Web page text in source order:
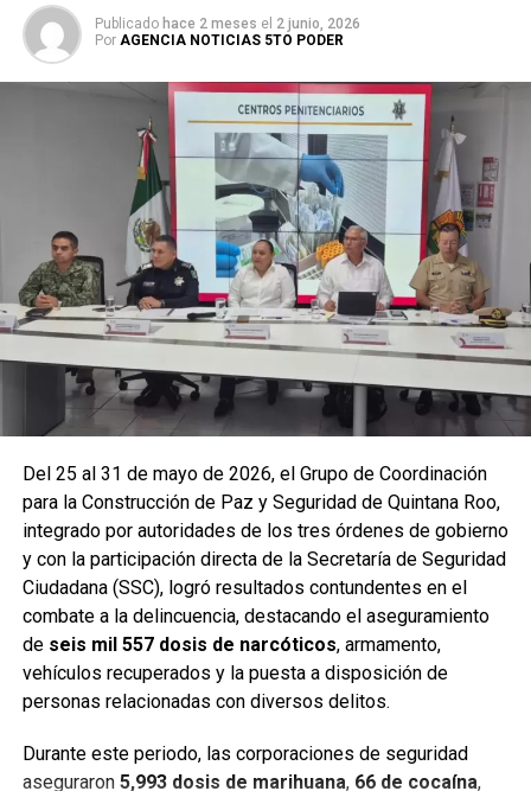
La coordinación tecnológica del C5 y el despliegue
operativo en campo permitieron la recuperación de105
relacionados con reportes de robo o probables
hechos delictivos. Además, se realizaron
24 mil 622
revisiones preventivasa personas y unidades
vehiculares, reforzando la vigilancia en zonas estratégicas
y puntos de alta movilidad.
Entre las acciones destacadas se encuentran detenciones
relevantes en
Benito Juárez, Lázaro Cárdenas y Tulum
donde autoridades federales y estatales aseguraron
narcóticos, vehículos y cumplimentaron órdenes de
aprehensión contra personas presuntamente vinculadas
Publicado hace 2 meses el 2 junio, 2026
Por AGENCIA NOTICIAS 5TO PODER
Del 25 al 31 de mayo de 2026, el Grupo de Coordinación
para la Construcción de Paz y Seguridad de Quintana Roo,
integrado por autoridades de los tres órdenes de gobierno
y con la participación directa de la Secretaría de Seguridad
Ciudadana (SSC), logró resultados contundentes en el
combate a la delincuencia, destacando el aseguramiento
de seis mil 557 dosis de narcóticos, armamento,
vehículos recuperados y la puesta a disposición de
personas relacionadas con diversos delitos.
Durante este periodo, las corporaciones de seguridad
aseguraron 5,993 dosis de marihuana, 66 de cocaína,